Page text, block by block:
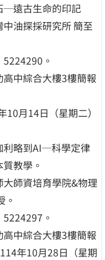
─遠古生命的印記
中油探採研究所 簡至
5224290。
高中綜合大樓3樓簡報
10月14日（星期二）
利略到AI─科學定律
教學。
大師資培育學院&物理
。
5224297。
高中綜合大樓3樓簡報
年10月28日（星期